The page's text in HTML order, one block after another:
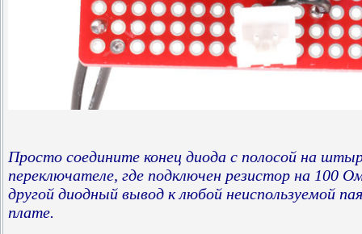
Просто соедините конец диода с полосой на
переключателе, где подключен резистор на 100
другой диодный вывод к любой неиспользуемой
плате.